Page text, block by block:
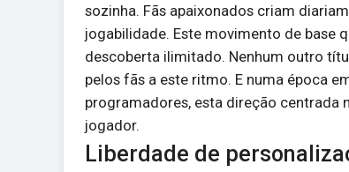
sozinha. Fãs apaixonados criam
jogabilidade. Este movimento de base
descoberta ilimitado. Nenhum outro
pelos fãs a este ritmo. E numa época
programadores, esta direção centrada
jogador.
Liberdade de